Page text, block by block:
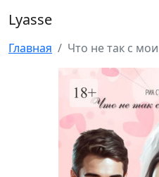
Lyasse
Главная Что не так с